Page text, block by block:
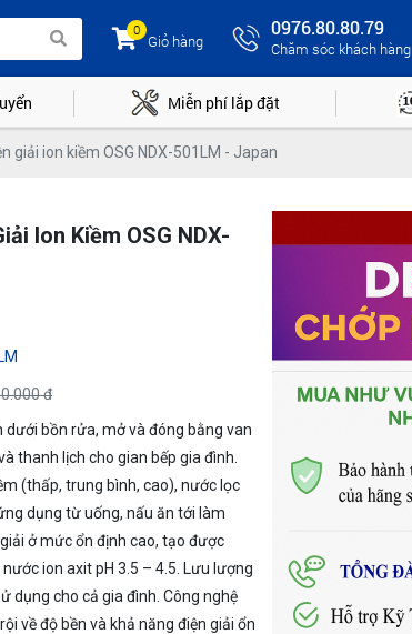
0
Giỏ hàng
0976.80.80.79
Chăm sóc khách hàng
Miễn phí lắp đặt
giải ion kiềm OSG NDX-501LM - Japan
Ion Kiềm OSG NDX-
đ
dưới bồn rửa, mở và đóng bằng van
thanh lịch cho gian bếp gia đình.
(thấp, trung bình, cao), nước lọc
dụng từ uống, nấu ăn tới làm
ở mức ổn định cao, tạo được
ion axit pH 3.5 – 4.5. Lưu lượng
dụng cho cả gia đình. Công nghệ
về độ bền và khả năng điện giải ổn